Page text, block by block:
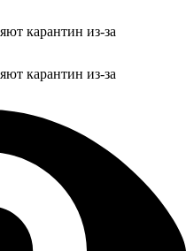
карантин из-за
карантин из-за